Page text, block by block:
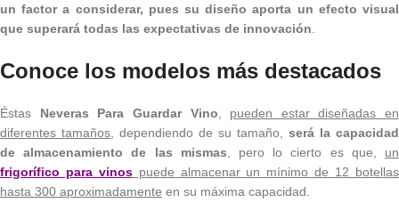
un factor a considerar, pues su diseño aporta un efecto visual
que superará todas las expectativas de innovación
Conoce los modelos más destacados
Éstas Neveras Para Guardar Vino
pueden estar diseñadas en
diferentes tamaños , dependiendo de su tamaño, será la capacidad
de almacenamiento de las mismas , pero lo cierto es que, un
frigorífico para vinospuede almacenar un mínimo de 12 botellas
hasta 300 aproximadamente en su máxima capacidad.